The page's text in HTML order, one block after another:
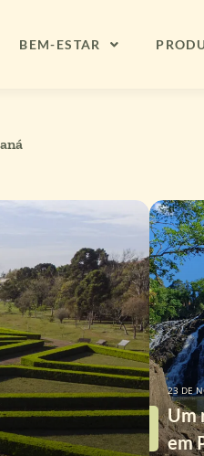
BEM-ESTAR
Um
em
23 DE